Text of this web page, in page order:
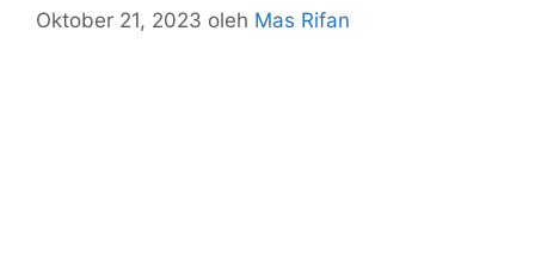
Oktober 21, 2023 oleh Mas Rifan